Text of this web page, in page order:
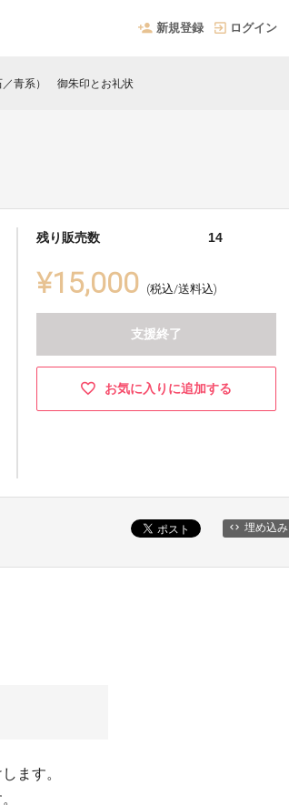
新規登録 ログイン
／青系） 御朱印とお礼状
残り販売数 14
¥15,000 (税込/送料込)
支援終了
お気に入りに追加する
埋め込み
けします。